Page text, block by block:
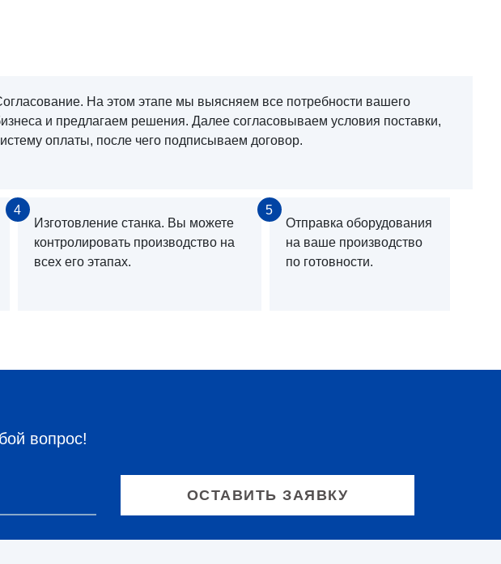
На этом этапе мы выясняем все потребности вашего
и предлагаем решения. Далее согласовываем условия поставки,
оплаты, после чего подписываем договор.
4
Изготовление станка. Вы можете
контролировать производство на
всех его этапах.
5
Отправка оборудования
на ваше производство
по готовности.
вопрос!